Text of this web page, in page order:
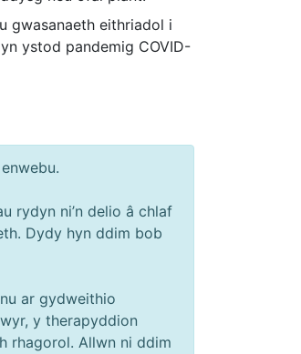
gwasanaeth eithriadol i
ystod pandemig COVID-
rydyn ni’n delio â chlaf
Dydy hyn ddim bob
ar gydweithio
y therapyddion
rhagorol. Allwn ni ddim